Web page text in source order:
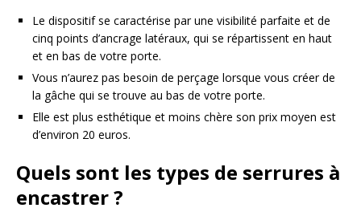
Le dispositif se caractérise par une visibilité parfaite et de
cinq points d’ancrage latéraux, qui se répartissent en haut
et en bas de votre porte.
Vous n’aurez pas besoin de perçage lorsque vous créer de
la gâche qui se trouve au bas de votre porte.
Elle est plus esthétique et moins chère son prix moyen est
d’environ 20 euros.
Quels sont les types de serrures à
encastrer ?